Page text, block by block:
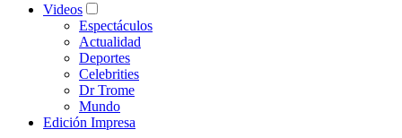
Videos
Espectáculos
Actualidad
Deportes
Celebrities
Dr Trome
Mundo
Edición Impresa